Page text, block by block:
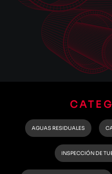
AGUAS RESIDUALES
INSPECCIÓN DE